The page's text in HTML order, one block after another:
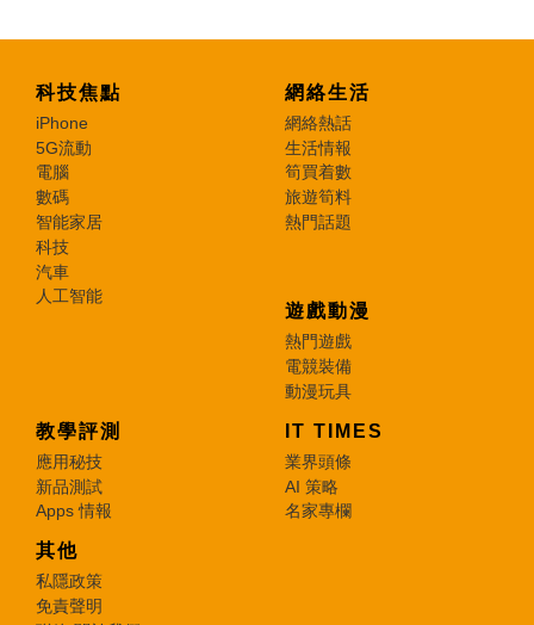
科技焦點
iPhone
5G流動
電腦
數碼
智能家居
科技
汽車
人工智能
網絡生活
網絡熱話
生活情報
筍買着數
旅遊筍料
熱門話題
遊戲動漫
熱門遊戲
電競裝備
動漫玩具
教學評測
應用秘技
新品測試
Apps 情報
IT TIMES
業界頭條
AI 策略
名家專欄
其他
私隱政策
免責聲明